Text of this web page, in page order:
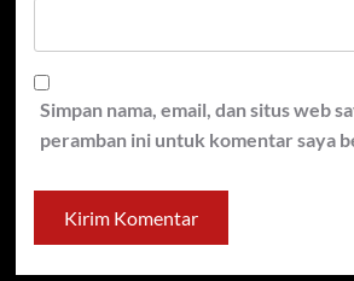
Simpan nama, email, dan situs web
peramban ini untuk komentar saya